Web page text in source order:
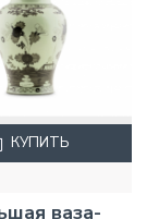
ваза-
КУПИТЬ